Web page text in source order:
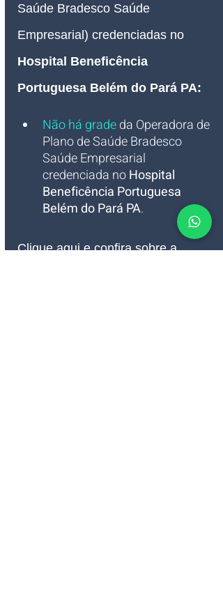
Saúde Bradesco Saúde
Empresarial) credenciadas no
Hospital Beneficência
Portuguesa Belém do Pará PA:
Não há grade da Operadora de
Plano de Saúde Bradesco
Saúde Empresarial
credenciada no Hospital
Beneficência Portuguesa
Belém do Pará PA.
Clique aqui e confira sobre a